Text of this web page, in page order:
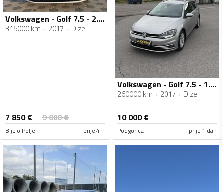
Volkswagen - Golf 7.5 - 2.0 Tdi
315000 km 2017 Dizel
7 850€ 9 000€
Bijelo Polje prije 4 h
Volkswagen - Golf 7.5 - 1.6tdi
260000 km 2017 Dizel
10 000€
Podgorica prije 1 dan